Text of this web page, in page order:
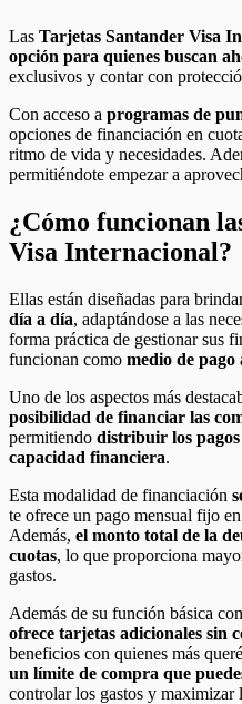
Las Tarjetas Santander Visa
opción para quienes buscan
exclusivos y contar con
Con acceso a programas de
opciones de financiación en
ritmo de vida y necesidades.
permitiéndote empezar a
¿Cómo funcionan
Visa Internacional?
Ellas están diseñadas para
día a día, adaptándose a las
forma práctica de gestionar sus
funcionan como medio de pago
Uno de los aspectos más
posibilidad de financiar las
permitiendo distribuir los pagos
capacidad financiera.
Esta modalidad de financiación
te ofrece un pago mensual fijo
Además, el monto total de la
cuotas, lo que proporciona
gastos.
Además de su función básica
ofrece tarjetas adicionales sin
beneficios con quienes más
un límite de compra que
controlar los gastos y maximizar